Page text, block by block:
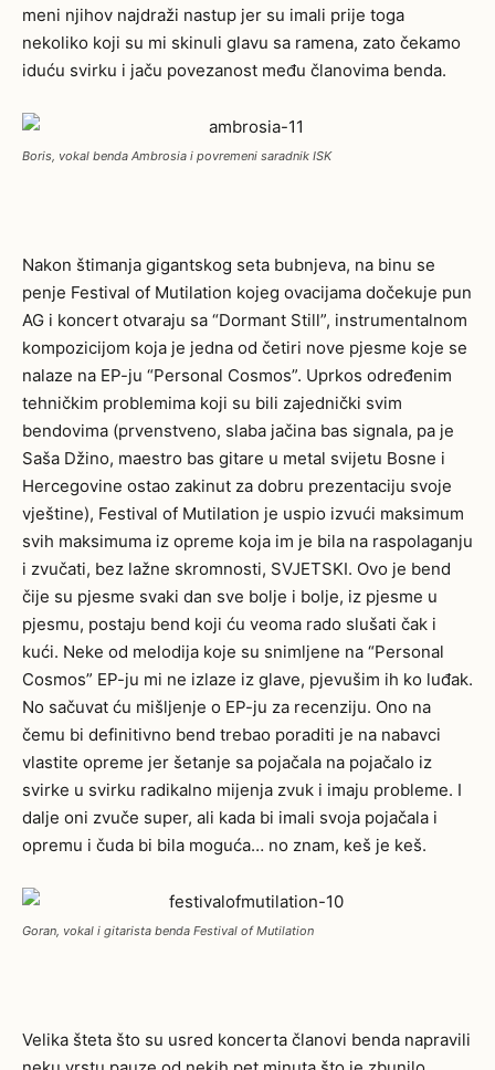
meni njihov najdraži nastup jer su imali prije toga
nekoliko koji su mi skinuli glavu sa ramena, zato čekamo
iduću svirku i jaču povezanost među članovima benda.
Boris, vokal benda Ambrosia i povremeni saradnik ISK
Nakon štimanja gigantskog seta bubnjeva, na binu se
penje Festival of Mutilation kojeg ovacijama dočekuje pun
AG i koncert otvaraju sa “Dormant Still”, instrumentalnom
kompozicijom koja je jedna od četiri nove pjesme koje se
nalaze na EP-ju “Personal Cosmos”. Uprkos određenim
tehničkim problemima koji su bili zajednički svim
bendovima (prvenstveno, slaba jačina bas signala, pa je
Saša Džino, maestro bas gitare u metal svijetu Bosne i
Hercegovine ostao zakinut za dobru prezentaciju svoje
vještine), Festival of Mutilation je uspio izvući maksimum
svih maksimuma iz opreme koja im je bila na raspolaganju
i zvučati, bez lažne skromnosti, SVJETSKI. Ovo je bend
čije su pjesme svaki dan sve bolje i bolje, iz pjesme u
pjesmu, postaju bend koji ću veoma rado slušati čak i
kući. Neke od melodija koje su snimljene na “Personal
Cosmos” EP-ju mi ne izlaze iz glave, pjevušim ih ko luđak.
No sačuvat ću mišljenje o EP-ju za recenziju. Ono na
čemu bi definitivno bend trebao poraditi je na nabavci
vlastite opreme jer šetanje sa pojačala na pojačalo iz
svirke u svirku radikalno mijenja zvuk i imaju probleme. I
dalje oni zvuče super, ali kada bi imali svoja pojačala i
opremu i čuda bi bila moguća… no znam, keš je keš.
Goran, vokal i gitarista benda Festival of Mutilation
Velika šteta što su usred koncerta članovi benda napravili